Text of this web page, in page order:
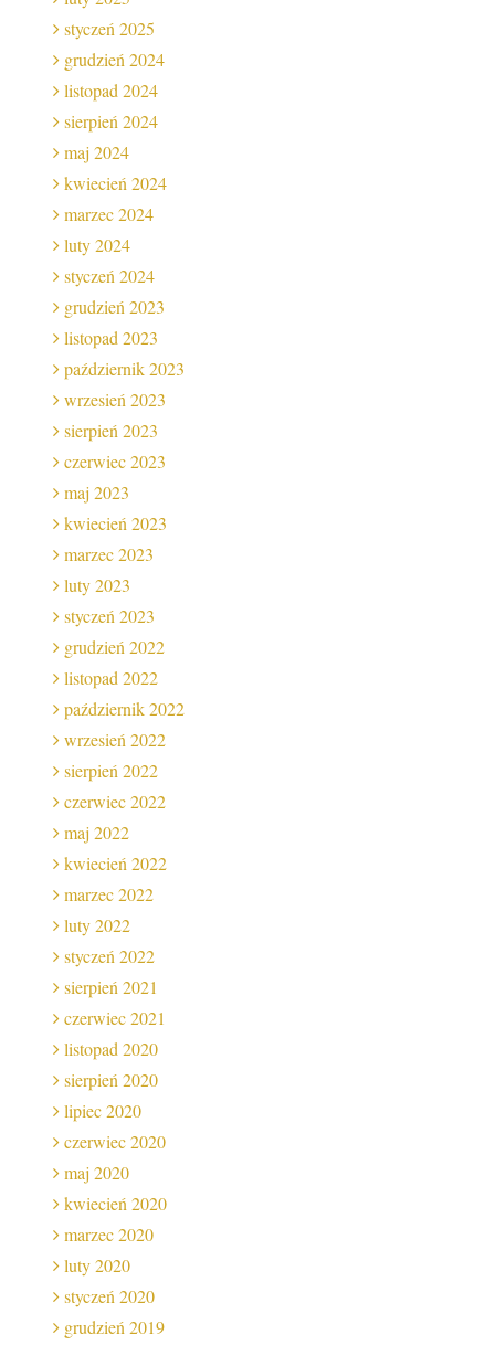
styczeń 2025
grudzień 2024
listopad 2024
sierpień 2024
maj 2024
kwiecień 2024
marzec 2024
luty 2024
styczeń 2024
grudzień 2023
listopad 2023
październik 2023
wrzesień 2023
sierpień 2023
czerwiec 2023
maj 2023
kwiecień 2023
marzec 2023
luty 2023
styczeń 2023
grudzień 2022
listopad 2022
październik 2022
wrzesień 2022
sierpień 2022
czerwiec 2022
maj 2022
kwiecień 2022
marzec 2022
luty 2022
styczeń 2022
sierpień 2021
czerwiec 2021
listopad 2020
sierpień 2020
lipiec 2020
czerwiec 2020
maj 2020
kwiecień 2020
marzec 2020
luty 2020
styczeń 2020
grudzień 2019